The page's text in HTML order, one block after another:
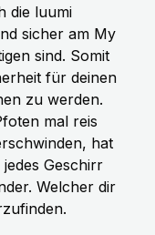
die luumi
sicher am My
sind. Somit
für deinen
zu werden.
mal reis
hat
Geschirr
Welcher dir